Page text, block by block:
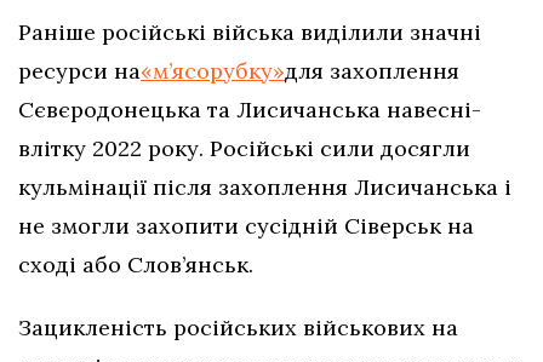
Раніше російські війська виділили значні
ресурси на«м’ясорубку»для захоплення
Сєвєродонецька та Лисичанська навесні-
влітку 2022 року. Російські сили досягли
кульмінації після захоплення Лисичанська і
не змогли захопити сусідній Сіверськ на
сході або Слов’янськ.
Зацикленість російських військових на